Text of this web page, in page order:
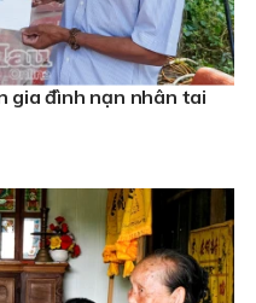
gia đình nạn nhân tai